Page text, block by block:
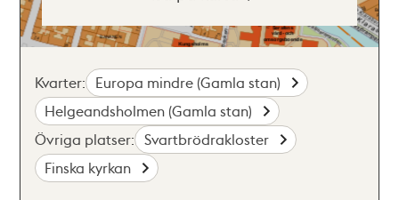
Kvarter: Europa mindre (Gamla stan)
Helgeandsholmen (Gamla stan)
Övriga platser: Svartbrödrakloster
Finska kyrkan